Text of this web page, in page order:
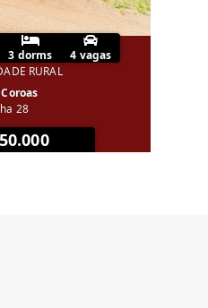
3 dorms
4 vagas
RURAL
28